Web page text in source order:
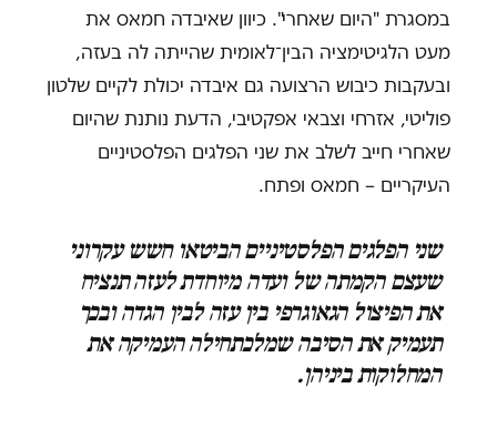
במסגרת "היום שאחרי". כיוון שאיבדה חמאס את
מעט הלגיטימציה הבין־לאומית שהייתה לה בעזה,
ובעקבות כיבוש הרצועה גם איבדה יכולת לקיים שלטון
פוליטי, אזרחי וצבאי אפקטיבי, הדעת נותנת שהיום
שאחרי חייב לשלב את שני הפלגים הפלסטיניים
העיקריים – חמאס ופתח.
שני הפלגים הפלסטיניים הביטאו חשש עקרוני
שעצם הקמתה של ועדה מיוחדת לעזה תנציח
את הפיצול הגאוגרפי בין עזה לבין הגדה ובכך
תעמיק את הסיבה שמלכתחילה העמיקה את
המחלוקות ביניהן.